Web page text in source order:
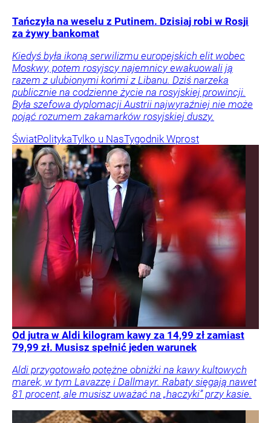
Tańczyła na weselu z Putinem. Dzisiaj robi w Rosji
za żywy bankomat
Kiedyś była ikoną serwilizmu europejskich elit wobec
Moskwy, potem rosyjscy najemnicy ewakuowali ją
razem z ulubionymi końmi z Libanu. Dziś narzeka
publicznie na codzienne życie na rosyjskiej prowincji.
Była szefowa dyplomacji Austrii najwyraźniej nie może
pojąć rozumem zakamarków rosyjskiej duszy.
ŚwiatPolitykaTylko u NasTygodnik Wprost
Od jutra w Aldi kilogram kawy za 14,99 zł zamiast
79,99 zł. Musisz spełnić jeden warunek
Aldi przygotowało potężne obniżki na kawy kultowych
marek, w tym Lavazzę i Dallmayr. Rabaty sięgają nawet
81 procent, ale musisz uważać na „haczyki” przy kasie.